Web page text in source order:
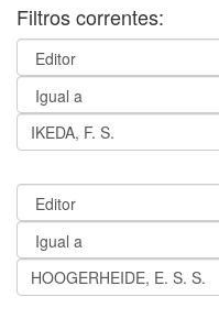
Filtros correntes: